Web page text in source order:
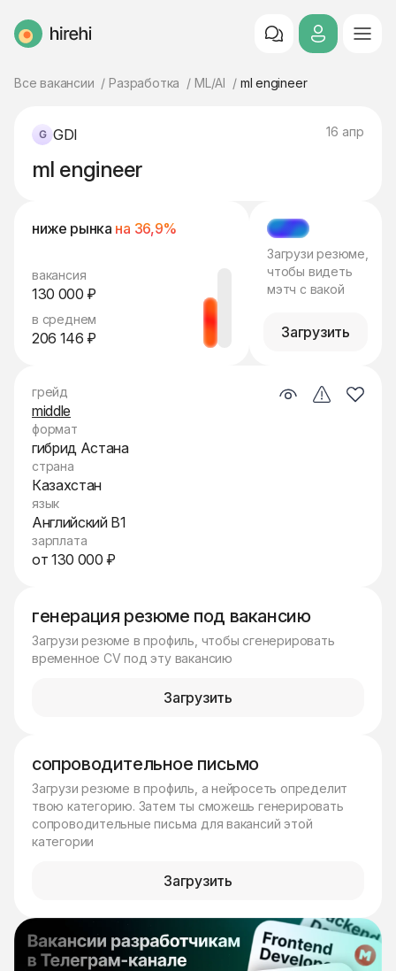
HireHi
Все вакансии Разработка ML/AI ml engineer
GDI 16 апр
ml engineer
ниже рынка на 36,9%
вакансия
130 000 ₽
в среднем
206 146 ₽
МЭТЧ
Загрузи резюме,
чтобы видеть
мэтч с вакой
Загрузить
генерация резюме под вакансию
Загрузи резюме в профиль, чтобы сгенерировать
временное CV под эту вакансию
Загрузить
сопроводительное письмо
Загрузи резюме в профиль, а нейросеть определит
твою категорию. Затем ты сможешь генерировать
сопроводительные письма для вакансий этой
категории
Загрузить
грейд
middle
формат
гибрид Астана
страна
Казахстан
язык
Английский B1
зарплата
от 130 000 ₽